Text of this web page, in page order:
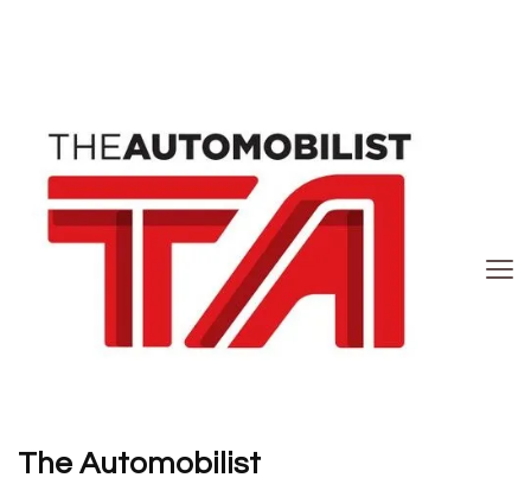
The Automobilist